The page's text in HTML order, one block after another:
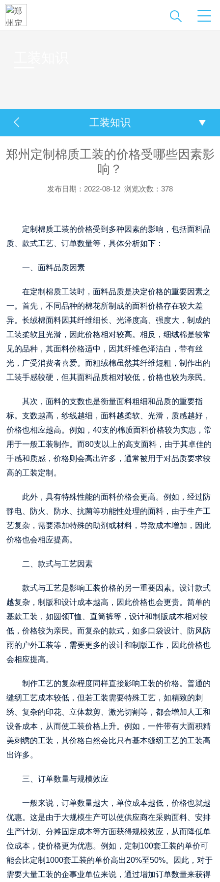
工装知识
郑州定制棉质工装的价格受哪些因素影
响？
发布日期：2022-08-12 浏览次数：378
定制棉质工装的价格受到多种因素的影响，包括面料品
质、款式工艺、订单数量等，具体分析如下：
一、面料品质因素
在定制棉质工装时，面料品质是决定价格的重要因素之
一。首先，不同品种的棉花所制成的面料价格存在较大差
异。长绒棉面料因其纤维细长、光泽度高、强度大，制成的
工装柔软且光滑，因此价格相对较高。相反，细绒棉是较常
见的品种，其面料价格适中，因其纤维色泽洁白，带有丝
光，广受消费者喜爱。而粗绒棉虽然其纤维短粗，制作出的
工装手感较硬，但其面料品质相对较低，价格也较为亲民。
其次，面料的支数也是衡量面料粗细和品质的重要指
标。支数越高，纱线越细，面料越柔软、光滑，质感越好，
价格也相应越高。例如，40支的棉质面料价格较为实惠，常
用于一般工装制作。而80支以上的高支面料，由于其卓佳的
手感和质感，价格则会高出许多，通常被用于对品质要求较
高的工装定制。
此外，具有特殊性能的面料价格会更高。例如，经过防
静电、防火、防水、抗菌等功能性处理的面料，由于生产工
艺复杂，需要添加特殊的助剂或材料，导致成本增加，因此
价格也会相应提高。
二、款式与工艺因素
款式与工艺是影响工装价格的另一重要因素。设计款式
越复杂，制版和设计成本越高，因此价格也会更贵。简单的
基款工装，如圆领T恤、直筒裤等，设计和制版成本相对较
低，价格较为亲民。而复杂的款式，如多口袋设计、防风防
雨的户外工装等，需要更多的设计和制版工作，因此价格也
会相应提高。
制作工艺的复杂程度同样直接影响工装的价格。普通的
缝纫工艺成本较低，但若工装需要特殊工艺，如精致的刺
绣、复杂的印花、立体裁剪、激光切割等，都会增加人工和
设备成本，从而使工装价格上升。例如，一件带有大面积精
美刺绣的工装，其价格自然会比只有基本缝纫工艺的工装高
出许多。
三、订单数量与规模效应
一般来说，订单数量越大，单位成本越低，价格也就越
优惠。这是由于大规模生产可以使供应商在采购面料、安排
生产计划、分摊固定成本等方面获得规模效应，从而降低单
位成本，使价格更为优惠。例如，定制100套工装的单价可
能会比定制1000套工装的单价高出20%至50%。因此，对于
需要大量工装的企事业单位来说，通过增加订单数量来获得